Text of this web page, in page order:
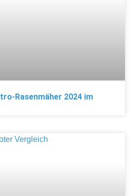
Rasenmäher 2024 im